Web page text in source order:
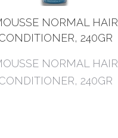
NORMAL HAIR
240GR
NORMAL HAIR
240GR